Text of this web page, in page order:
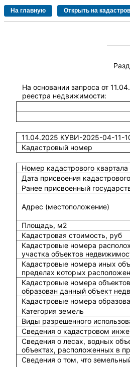
На основании запроса от
реестра недвижимости:
11.04.2025 КУВИ-2025-04-11-
Кадастровый номер
Номер кадастрового квартала
Дата присвоения
Ранее присвоенный
Адрес (местоположение)
Площадь, м2
Кадастровая стоимость, руб
Кадастровые номера
участка объектов
Кадастровые номера иных
пределах которых
Кадастровые номера
образован данный объект
Кадастровые номера
Категория земель
Виды разрешенного
Сведения о кадастровом
Cведения о лесах, водных
объектах, расположенных в
Сведения о том, что